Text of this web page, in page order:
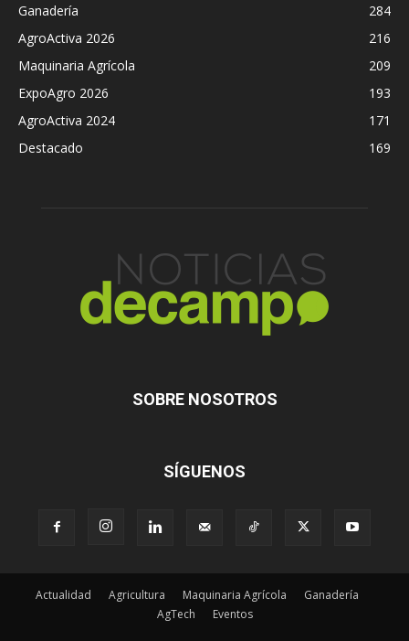
Ganadería
284
AgroActiva 2026
216
Maquinaria Agrícola
209
ExpoAgro 2026
193
AgroActiva 2024
171
Destacado
169
SOBRE NOSOTROS
SÍGUENOS
Actualidad Agricultura Maquinaria Agrícola
Ganadería
AgTech
Eventos